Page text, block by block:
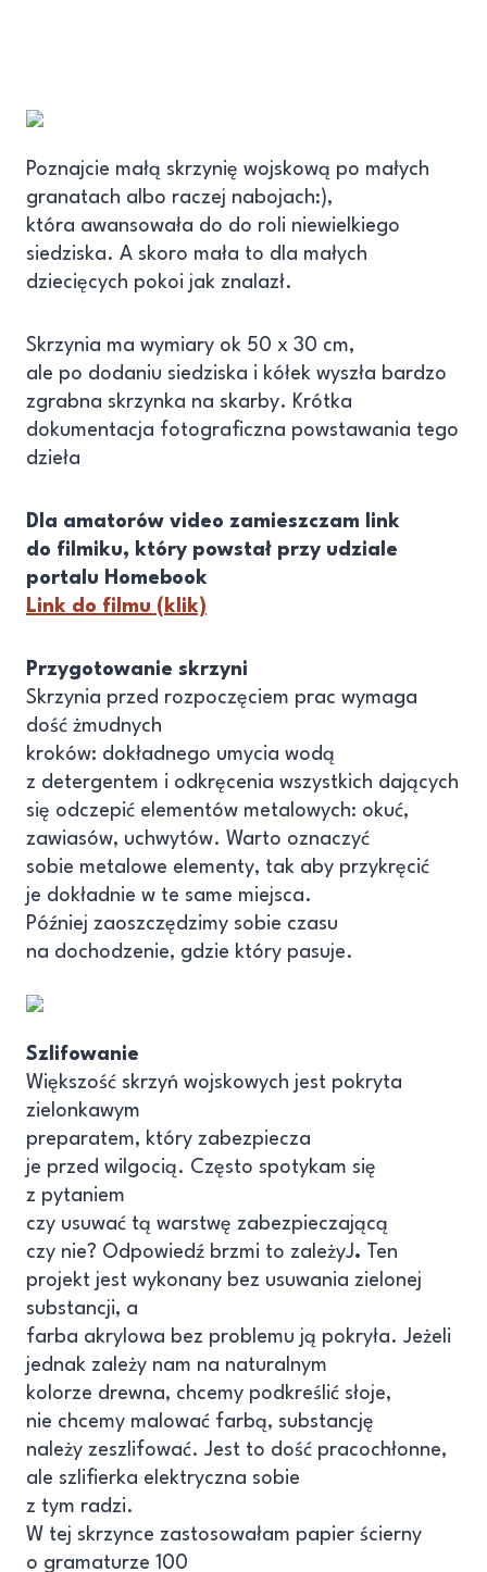
Poznajcie małą skrzynię wojskową po małych
granatach albo raczej nabojach:),
która awansowała do do roli niewielkiego
siedziska. A skoro mała to dla małych
dziecięcych pokoi jak znalazł.
Skrzynia ma wymiary ok 50 x 30 cm,
ale po dodaniu siedziska i kółek wyszła bardzo
zgrabna skrzynka na skarby. Krótka
dokumentacja fotograficzna powstawania tego
dzieła
Dla amatorów video zamieszczam link
do filmiku, który powstał przy udziale
portalu Homebook
Link do filmu (klik)
Przygotowanie skrzyni
Skrzynia przed rozpoczęciem prac wymaga
dość żmudnych
kroków: dokładnego umycia wodą
z detergentem i odkręcenia wszystkich dających
się odczepić elementów metalowych: okuć,
zawiasów, uchwytów. Warto oznaczyć
sobie metalowe elementy, tak aby przykręcić
je dokładnie w te same miejsca.
Później zaoszczędzimy sobie czasu
na dochodzenie, gdzie który pasuje.
Szlifowanie
Większość skrzyń wojskowych jest pokryta
zielonkawym
preparatem, który zabezpiecza
je przed wilgocią. Często spotykam się
z pytaniem
czy usuwać tą warstwę zabezpieczającą
czy nie? Odpowiedź brzmi to zależyJ.
Ten
projekt jest wykonany bez usuwania zielonej
substancji, a
farba akrylowa bez problemu ją pokryła. Jeżeli
jednak zależy nam na naturalnym
kolorze drewna, chcemy podkreślić słoje,
nie chcemy malować farbą, substancję
należy zeszlifować. Jest to dość pracochłonne,
ale szlifierka elektryczna sobie
z tym radzi.
W tej skrzynce zastosowałam papier ścierny
o gramaturze 100